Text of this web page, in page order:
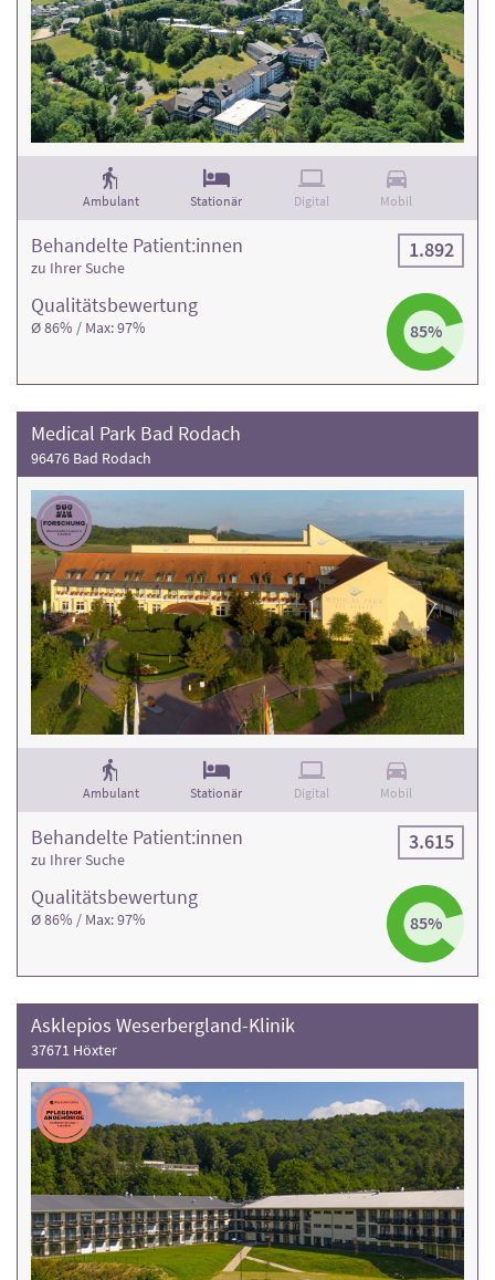
Ambulant Stationär Digital Mobil
Qualitäts­bewertung
Ø 86% / Max: 97% 85%
Behandelte Patient:innen
zu Ihrer Suche
1.892
Medical Park Bad Rodach
96476 Bad Rodach
Ambulant Stationär Digital Mobil
Qualitäts­bewertung
Ø 86% / Max: 97% 85%
Behandelte Patient:innen
zu Ihrer Suche
3.615
Asklepios Weserbergland-Klinik
37671 Höxter